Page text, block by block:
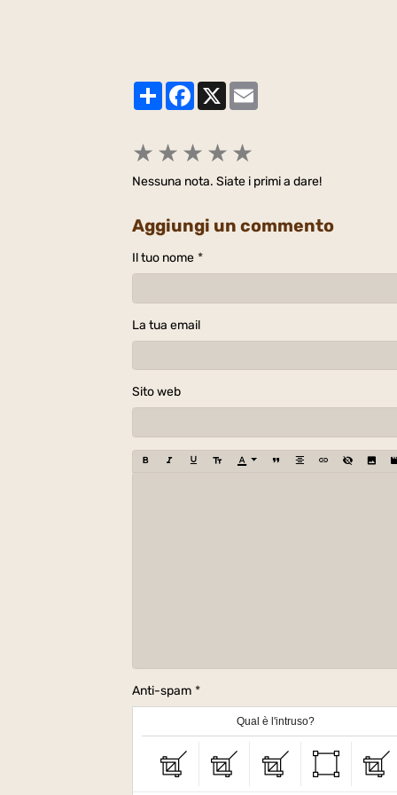
PartagerFacebook
X
★ ★ ★ ★ ★
Nessuna nota. Siate i primi a dare!
Aggiungi un commento
Il tuo nome
La tua email
Sito web
Anti-spam
Qual è l'intruso?